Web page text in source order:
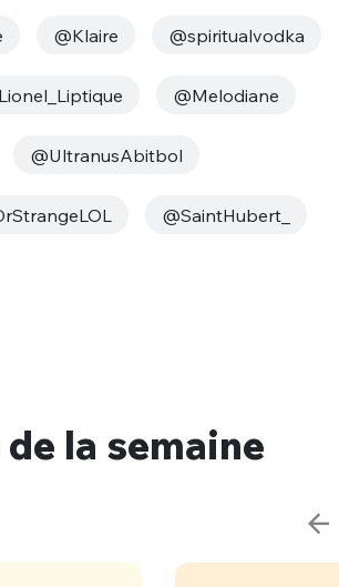
@Klaire @spiritualvodka
@Melodiane
@UltranusAbitbol
@SaintHubert_
la semaine